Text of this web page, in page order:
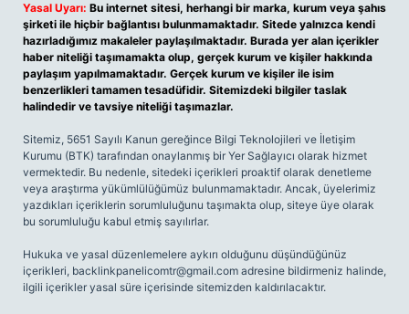
Yasal Uyarı: Bu internet sitesi, herhangi bir marka, kurum veya şahıs
şirketi ile hiçbir bağlantısı bulunmamaktadır. Sitede yalnızca kendi
hazırladığımız makaleler paylaşılmaktadır. Burada yer alan içerikler
haber niteliği taşımamakta olup, gerçek kurum ve kişiler hakkında
paylaşım yapılmamaktadır. Gerçek kurum ve kişiler ile isim
benzerlikleri tamamen tesadüfidir. Sitemizdeki bilgiler taslak
halindedir ve tavsiye niteliği taşımazlar.
Sitemiz, 5651 Sayılı Kanun gereğince Bilgi Teknolojileri ve İletişim
Kurumu (BTK) tarafından onaylanmış bir Yer Sağlayıcı olarak hizmet
vermektedir. Bu nedenle, sitedeki içerikleri proaktif olarak denetleme
veya araştırma yükümlülüğümüz bulunmamaktadır. Ancak, üyelerimiz
yazdıkları içeriklerin sorumluluğunu taşımakta olup, siteye üye olarak
bu sorumluluğu kabul etmiş sayılırlar.
Hukuka ve yasal düzenlemelere aykırı olduğunu düşündüğünüz
içerikleri, backlinkpanelicomtr@gmail.com adresine bildirmeniz halinde,
ilgili içerikler yasal süre içerisinde sitemizden kaldırılacaktır.